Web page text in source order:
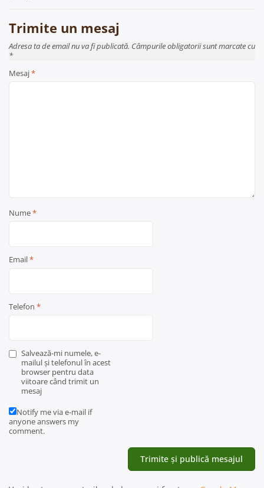
Trimite un mesaj
Adresa ta de email nu va fi publicată. Câmpurile obligatorii sunt marcate cu
*
Mesaj*
Nume*
Email*
Telefon *
Salvează-mi numele, e-
mailul și telefonul în acest
browser pentru data
viitoare când trimit un
mesaj
Notify me via e-mail if
anyone answers my
comment.